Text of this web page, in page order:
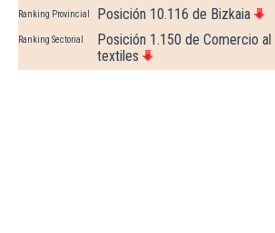
Ranking Provincial Posición 10.116 de Bizkaia
Ranking Sectorial
Posición 1.150 de Comercio
textiles